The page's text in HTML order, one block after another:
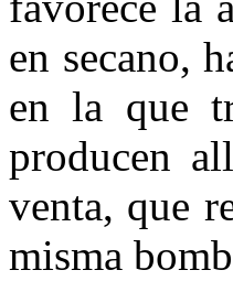
en secano,
en la que
producen
venta, que
misma